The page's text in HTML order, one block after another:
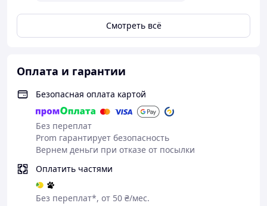
Смотреть всё
Оплата и гарантии
Безопасная оплата картой
Без переплат
Prom гарантирует безопасность
Вернем деньги при отказе от посылки
Оплатить частями
Без переплат*, от 50 ₴/мес.